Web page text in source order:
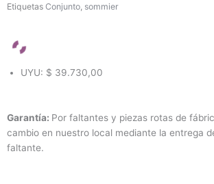
Etiquetas Conjunto sommier
UYU: $ 39.730,00
Garantía: Por faltantes y piezas rotas de
cambio en nuestro local mediante la entrega
faltante.